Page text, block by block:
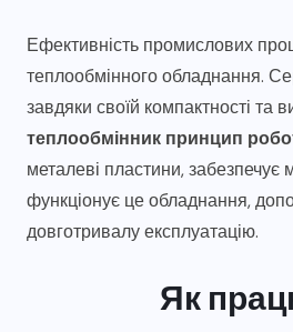
Ефективність промислових
теплообмінного обладнання.
завдяки своїй компактності та
теплообмінник принцип
металеві пластини, забезпечує
функціонує це обладнання,
довготривалу експлуатацію.
Як